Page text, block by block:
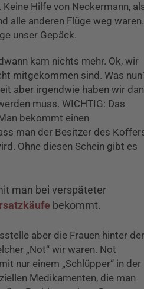
Hilfe von Neckermann,
alle anderen Flüge weg
unser Gepäck.
kam nichts mehr. Ok, wir
mitgekommen sind. Was
aber irgendwie haben wir
muss. WICHTIG: Das
bekommt einen
man der Besitzer des
Ohne diesen Schein gibt es
man bei verspäteter
bekommt.
aber die Frauen hinter der
„Not“ wir waren. Not
nur einem „Schlüpper“ in der
Medikamenten, die man